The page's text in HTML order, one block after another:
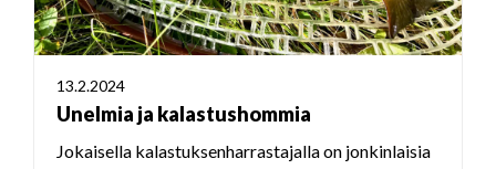
13.2.2024
Unelmia ja kalastushommia
Jokaisella kalastuksenharrastajalla on jonkinlaisia